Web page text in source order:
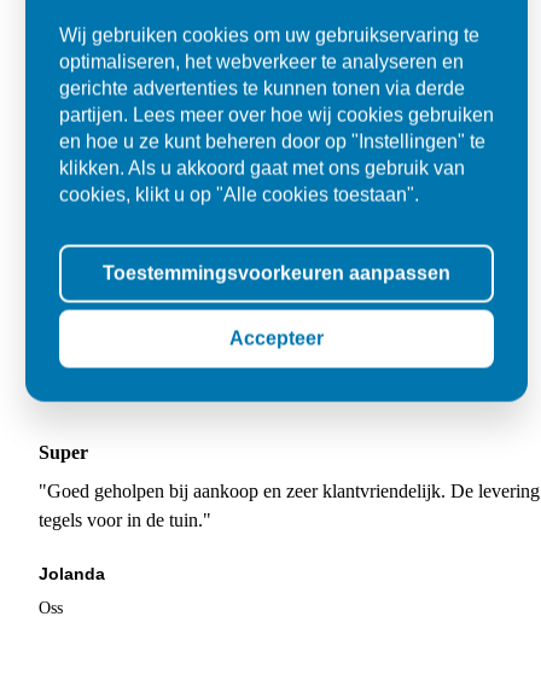
Super
"Goed geholpen bij aankoop en zeer klantvriendelijk. De
tegels voor in de tuin."
Jolanda
Oss
Wij gebruiken cookies om uw gebruikservaring te
optimaliseren, het webverkeer te analyseren en
gerichte advertenties te kunnen tonen via derde
partijen. Lees meer over hoe wij cookies gebruiken
en hoe u ze kunt beheren door op "Instellingen" te
klikken. Als u akkoord gaat met ons gebruik van
cookies, klikt u op "Alle cookies toestaan".
Toestemmingsvoorkeuren aanpassen
Accepteer